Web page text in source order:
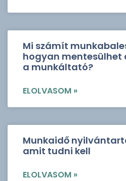
Mi számít
hogyan mentesülhet
a munkáltató?
ELOLVASOM »
Munkaidő
amit tudni kell
ELOLVASOM »